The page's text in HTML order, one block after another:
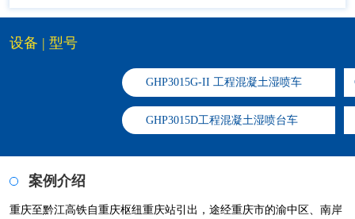
设备 | 型号
GHP3015G-II 工程混凝土湿喷车
​GHP3015D工程混凝土湿喷台车
案例介绍
重庆至黔江高铁自重庆枢纽重庆站引出，途经重庆市的渝中区、南岸